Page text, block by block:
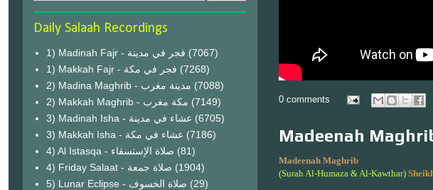
0 comments
Madeenah
Madeenah Maghrib
(Surah Al-Humaza & Al-Kawthar)
Daily Salaah Recordings
1) Madinah Fajr - فجر في مدينة (7067)
1) Makkah Fajr - فجر في مكة (7268)
2) Madina Maghrib - مدينة مغرب (7088)
2) Makkah Maghrib - مكة مغرب (7149)
3) Madinah Isha - عشاء في مدينة (6705)
3) Makkah Isha - عشاء في مكة (7186)
4) Al Istasqa - صلاة الإستسقاء (81)
4) Friday Salaat - صلاة جمعة (1904)
5) Lunar Eclipse - صلاة الخسوف (29)